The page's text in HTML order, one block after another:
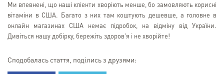
Ми впевнені, що наші кліенти хворіють менше, бо замовляють корисні
вітаміни в США. Багато з них там коштують дешевше, а головне в
онлайн магазинах США немає підробок, на відміну від України.
Дивіться нашу добірку, бережіть здоров'я і не хворійте!
Сподобалась стаття, поділись з друзями: